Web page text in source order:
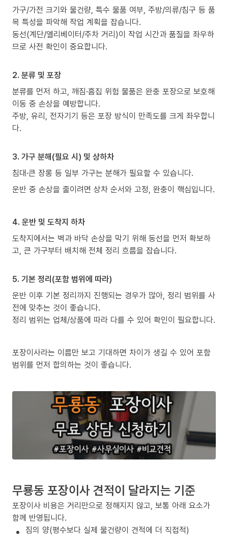
가구/가전 크기와 물건량, 특수 물품 여부, 주방/의류/침구 등 품
목 특성을 파악해 작업 계획을 잡습니다.
동선(계단/엘리베이터/주차 거리)이 작업 시간과 품질을 좌우하
므로 사전 확인이 중요합니다.
2. 분류 및 포장
분류를 먼저 하고, 깨짐·흠집 위험 물품은 완충 포장으로 보호해
이동 중 손상을 예방합니다.
주방, 유리, 전자기기 등은 포장 방식이 만족도를 크게 좌우합니
다.
3. 가구 분해(필요 시) 및 상하차
침대·큰 장롱 등 일부 가구는 분해가 필요할 수 있습니다.
운반 중 손상을 줄이려면 상차 순서와 고정, 완충이 핵심입니다.
4. 운반 및 도착지 하차
도착지에서는 벽과 바닥 손상을 막기 위해 동선을 먼저 확보하
고, 큰 가구부터 배치해 전체 정리 흐름을 잡습니다.
5. 기본 정리(포함 범위에 따라)
운반 이후 기본 정리까지 진행되는 경우가 많아, 정리 범위를 사
전에 맞추는 것이 좋습니다.
정리 범위는 업체/상품에 따라 다를 수 있어 확인이 필요합니다.
포장이사라는 이름만 보고 기대하면 차이가 생길 수 있어 포함
범위를 먼저 합의하는 것이 좋습니다.
무룡동 포장이사 견적이 달라지는 기준
포장이사 비용은 거리만으로 정해지지 않고, 보통 아래 요소가
함께 반영됩니다.
짐의 양(평수보다 실제 물건량이 견적에 더 직접적)